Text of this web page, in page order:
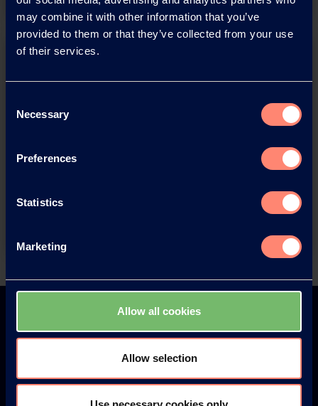
may combine it with other information that you’ve
provided to them or that they’ve collected from your use
of their services.
Selection
Necessary
Preferences
Statistics
Marketing
Allow all cookies
Allow selection
You have questions about our
products or want to contact us?
Back
Europe America